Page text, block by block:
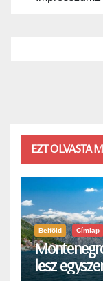
EZT OLVASTA
Belföld Címlap
lesz